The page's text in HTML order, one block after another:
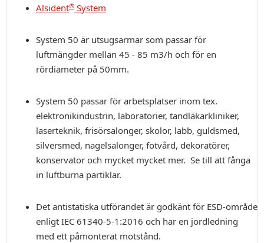
Alsident® System
System 50 är utsugsarmar som passar för
luftmängder mellan 45 - 85 m3/h och för en
rördiameter på 50mm.
System 50 passar för arbetsplatser inom tex.
elektronikindustrin, laboratorier, tandläkarkliniker,
laserteknik, frisörsalonger, skolor, labb, guldsmed,
silversmed, nagelsalonger, fotvård, dekoratörer,
konservator och mycket mycket mer. Se till att fånga
in luftburna partiklar.
Det antistatiska utförandet är godkänt för ESD-område
enligt IEC 61340-5-1:2016 och har en jordledning
med ett påmonterat motstånd.